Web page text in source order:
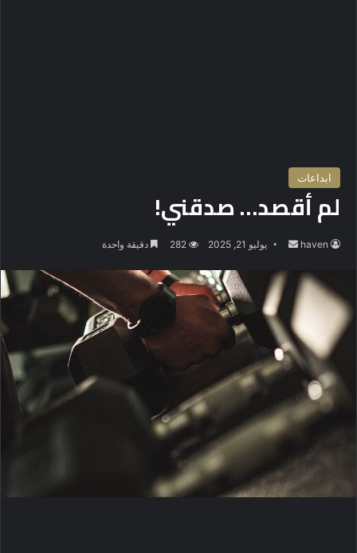
ابداعات
لم أقصد… صدقني!
haven
س
ر
ي
ل
يوليو 21, 2025 282 دقيقة واحدة